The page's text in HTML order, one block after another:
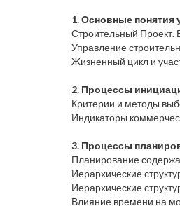
1. Основные понятия
Строительный Проект.
Управление
Жизненный цикл и
2. Процессы
Критерии и методы
Индикаторы
3. Процессы
Планирование
Иерархические
Иерархические
Влияние времени на